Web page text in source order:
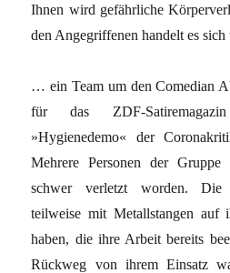
Ihnen wird gefährliche
den Angegriffenen handelt es
… ein Team um den Comedian
für das ZDF-
»Hygienedemo« der
Mehrere Personen der
schwer verletzt worden. Die
teilweise mit Metallstangen auf
haben, die ihre Arbeit bereits
Rückweg von ihrem Einsatz